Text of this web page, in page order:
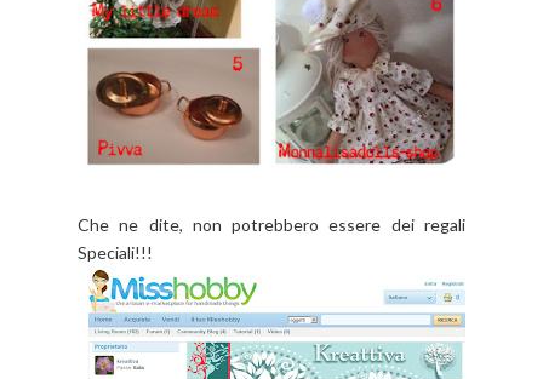
Che ne dite, non potrebbero essere dei regali
Speciali!!!